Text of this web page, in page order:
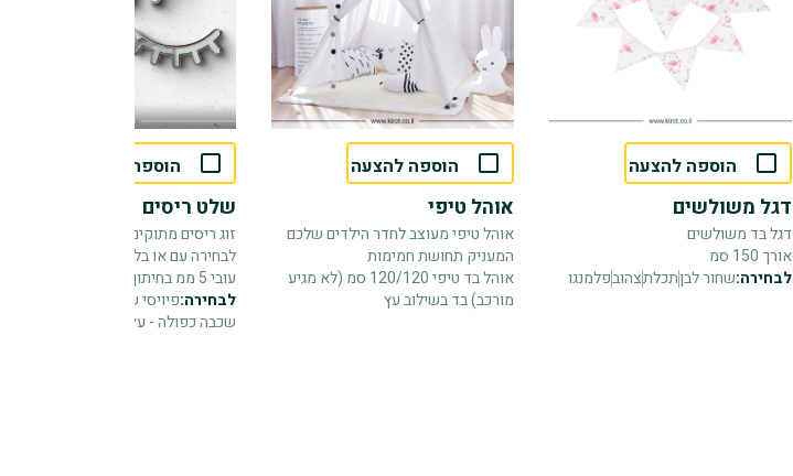
הוספה להצעה
שלט ריסים
זוג ריסים מתוקים לתליה - אפשרות
לבחירה עם או בלי שם
עובי 5 ממ בחיתוך צורני
לבחירה:פיויסי שחור
שכבה כפולה - עץ+מראה
הוספה להצעה
אוהל טיפי
אוהל טיפי מעוצב לחדר הילדים שלכם
המעניק תחושת חמימות
אוהל בד טיפי 120/120 סמ (לא מגיע
מורכב) בד בשילוב עץ
הוספה להצעה
דגל משולשים
דגל בד משולשים
אורך 150 סמ
לבחירה:שחור לבןתכלתצהובפלמנגו